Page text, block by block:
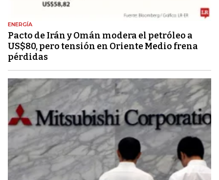
ENERGÍA
Pacto de Irán y Omán modera el petróleo a
US$80, pero tensión en Oriente Medio frena
pérdidas